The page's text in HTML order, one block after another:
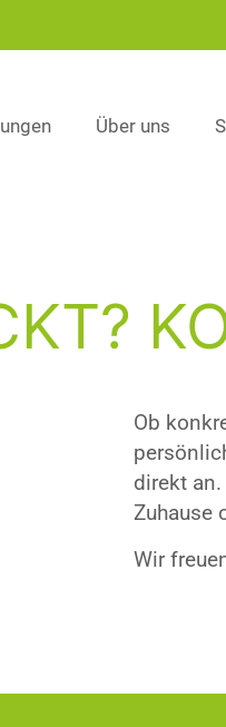
Über uns
Ob
direkt
Zuhause
Wir